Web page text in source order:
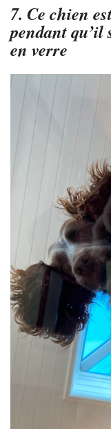
7. Ce chien
pendant qu’il
en verre